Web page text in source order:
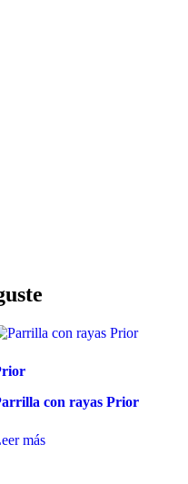
con rayas Prior
más